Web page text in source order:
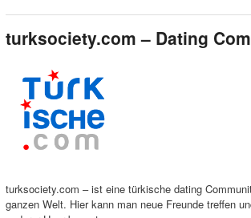
turksociety.com – Dating
turksociety.com – ist eine türkische dating
ganzen Welt. Hier kann man neue Freunde treffen